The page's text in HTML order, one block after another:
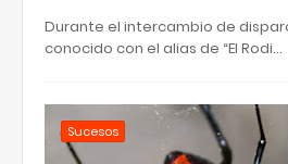
Durante el intercambio de
conocido con el alias de “El Rodi…
Sucesos